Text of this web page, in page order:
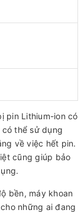
pin Lithium-ion có
thể sử dụng
về việc hết pin.
cũng giúp bảo
bền, máy khoan
những ai đang